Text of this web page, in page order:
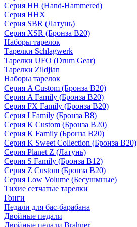
Серия HH (Hand-Hammered)
Серия HHX
Серия SBR (Латунь)
Серия XSR (Бронза B20)
Наборы тарелок
Тарелки Schlagwerk
Тарелки UFO (Drum Gear)
Тарелки Zildjian
Наборы тарелок
Серия A Custom (Бронза B20)
Серия A Family (Бронза B20)
Серия FX Family (Бронза B20)
Серия I Family (Бронза B8)
Серия K Custom (Бронза B20)
Серия K Family (Бронза B20)
Серия K Sweet Collection (Бронза B20)
Серия Planet Z (Латунь)
Серия S Family (Бронза B12)
Серия Z Custom (Бронза B20)
Серия Low Volume (Бесушмные)
Тихие сетчатые тарелки
Гонги
Педали для бас-барабана
Двойные педали
Двойные педали Brahner